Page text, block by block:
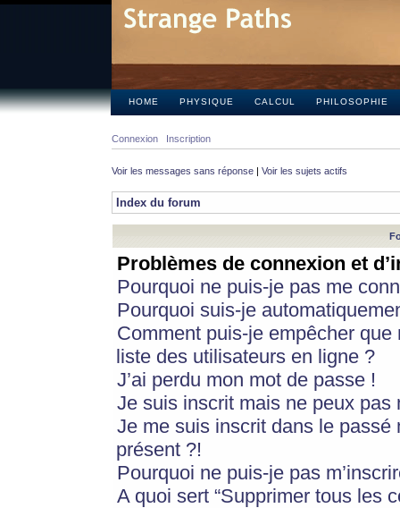
HOME PHYSIQUE CALCUL PHILOSOPHIE
Connexion Inscription
Voir les messages sans réponse | Voir les sujets actifs
Index du forum
Problèmes de connexion et
Pourquoi ne puis-je pas me
Pourquoi suis-je
Comment puis-je empêcher
liste des utilisateurs en ligne ?
J’ai perdu mon mot de passe !
Je suis inscrit mais ne peux pas
Je me suis inscrit dans le
présent ?!
Pourquoi ne puis-je pas
A quoi sert “Supprimer tous les